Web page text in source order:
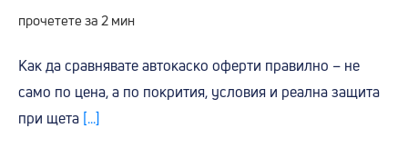
прочетете за 2 мин
Как да сравнявате автокаско оферти правилно – не
само по цена, а по покрития, условия и реална защита
при щета [...]